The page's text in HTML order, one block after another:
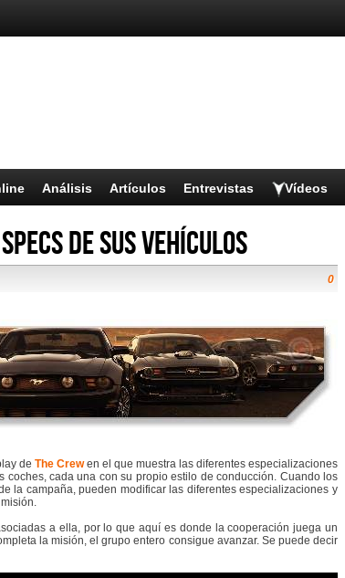
Análisis Artículos Entrevistas Vídeos
de sus vehículos
0
de The Crewen el que muestra las diferentes especializaciones
cada una con su propio estilo de conducción. Cuando los
la campaña, pueden modificar las diferentes especializaciones y
a ella, por lo que aquí es donde la cooperación juega un
la misión, el grupo entero consigue avanzar. Se puede decir